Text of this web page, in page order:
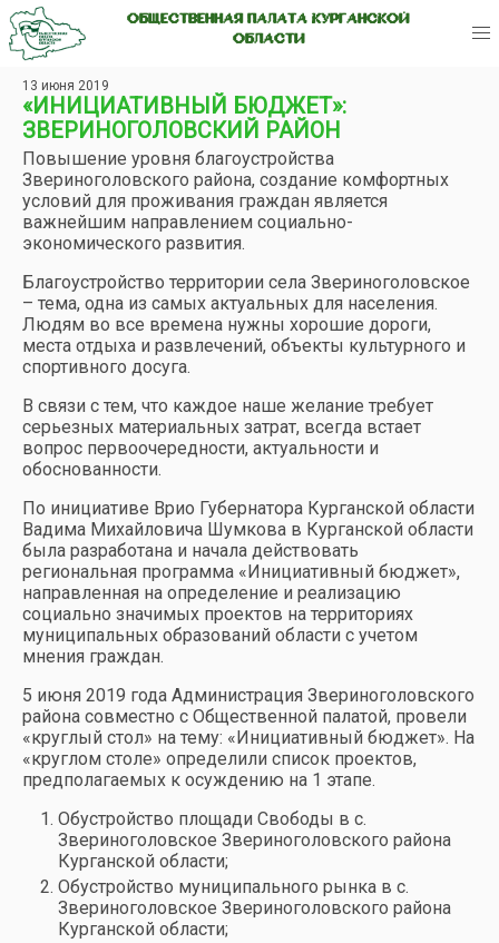
ОБЩЕСТВЕННАЯ ПАЛАТА КУРГАНСКОЙ
ОБЛАСТИ
13 июня 2019
«ИНИЦИАТИВНЫЙ БЮДЖЕТ»:
ЗВЕРИНОГОЛОВСКИЙ РАЙОН
Повышение уровня благоустройства
Звериноголовского района, создание комфортных
условий для проживания граждан является
важнейшим направлением социально-
экономического развития.
Благоустройство территории села Звериноголовское
– тема, одна из самых актуальных для населения.
Людям во все времена нужны хорошие дороги,
места отдыха и развлечений, объекты культурного и
спортивного досуга.
В связи с тем, что каждое наше желание требует
серьезных материальных затрат, всегда встает
вопрос первоочередности, актуальности и
обоснованности.
По инициативе Врио Губернатора Курганской области
Вадима Михайловича Шумкова в Курганской области
была разработана и начала действовать
региональная программа «Инициативный бюджет»,
направленная на определение и реализацию
социально значимых проектов на территориях
муниципальных образований области с учетом
мнения граждан.
5 июня 2019 года Администрация Звериноголовского
района совместно с Общественной палатой, провели
«круглый стол» на тему: «Инициативный бюджет». На
«круглом столе» определили список проектов,
предполагаемых к осуждению на 1 этапе.
Обустройство площади Свободы в с.
Звериноголовское Звериноголовского района
Курганской области;
Обустройство муниципального рынка в с.
Звериноголовское Звериноголовского района
Курганской области;